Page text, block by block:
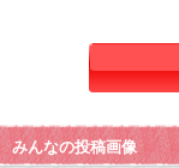
みんなの投稿画像